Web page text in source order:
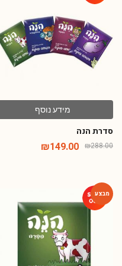
מידע נוסף
סדרת הנה
₪288.00
₪149.00